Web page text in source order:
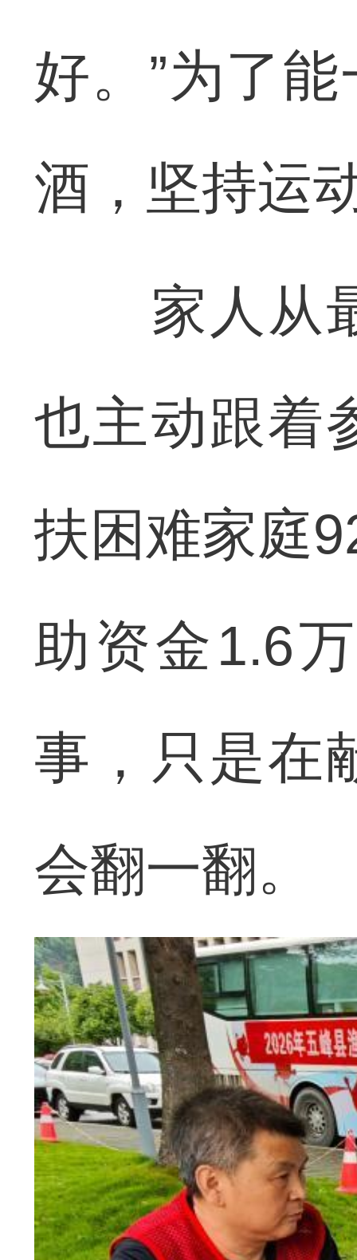
好。”为了
酒，坚持运
家人从最
也主动跟着
扶困难家庭
助资金1.6
事，只是在
会翻一翻。